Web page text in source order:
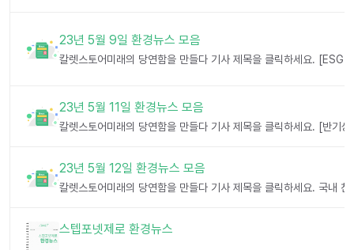
23년 5월 9일 환경뉴스 모음
23년 5월 11일 환경뉴스 모음
23년 5월 12일 환경뉴스 모음
스텝포넷제로 환경뉴스